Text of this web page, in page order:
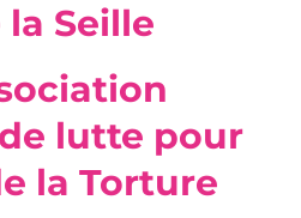
la Seille
lutte pour
la Torture